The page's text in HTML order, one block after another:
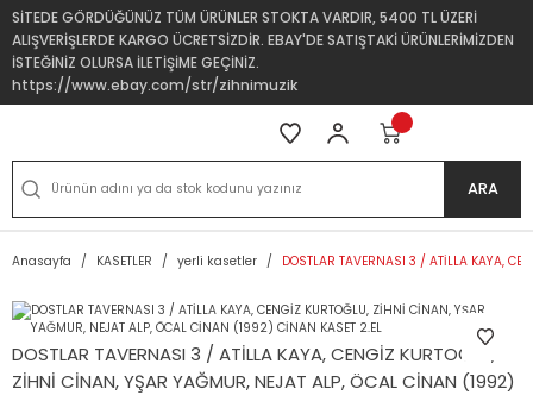
SİTEDE GÖRDÜĞÜNÜZ TÜM ÜRÜNLER STOKTA VARDIR, 5400 TL ÜZERİ
ALIŞVERİŞLERDE KARGO ÜCRETSİZDİR. EBAY'DE SATIŞTAKİ ÜRÜNLERİMİZDEN
İSTEĞİNİZ OLURSA İLETİŞİME GEÇİNİZ.
https://www.ebay.com/str/zihnimuzik
ARA
Anasayfa KASETLER yerli kasetler DOSTLAR TAVERNASI 3 / ATİLLA KAYA,
DOSTLAR TAVERNASI 3 / ATİLLA KAYA, CENGİZ KURTOĞLU,
ZİHNİ CİNAN, YŞAR YAĞMUR, NEJAT ALP, ÖCAL CİNAN (1992)